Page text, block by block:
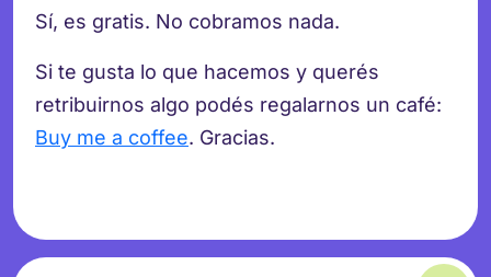
Sí, es gratis. No cobramos nada.
Si te gusta lo que hacemos y querés
retribuirnos algo podés regalarnos un café:
Buy me a coffee. Gracias.